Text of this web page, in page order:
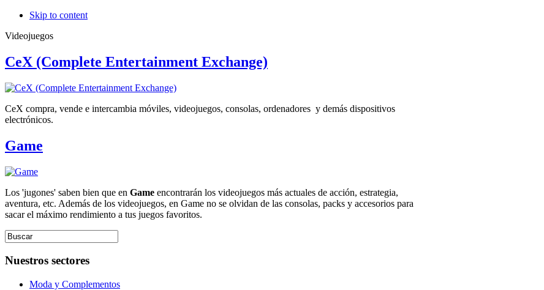
Skip to content
Videojuegos
CeX (Complete Entertainment Exchange)
CeX compra, vende e intercambia móviles, videojuegos, consolas, ordenadores y demás dispositivos
electrónicos.
Game
Los 'jugones' saben bien que en Game encontrarán los videojuegos más actuales de acción, estrategia,
aventura, etc. Además de los videojuegos, en Game no se olvidan de las consolas, packs y accesorios para
sacar el máximo rendimiento a tus juegos favoritos.
Nuestros sectores
Moda y Complementos